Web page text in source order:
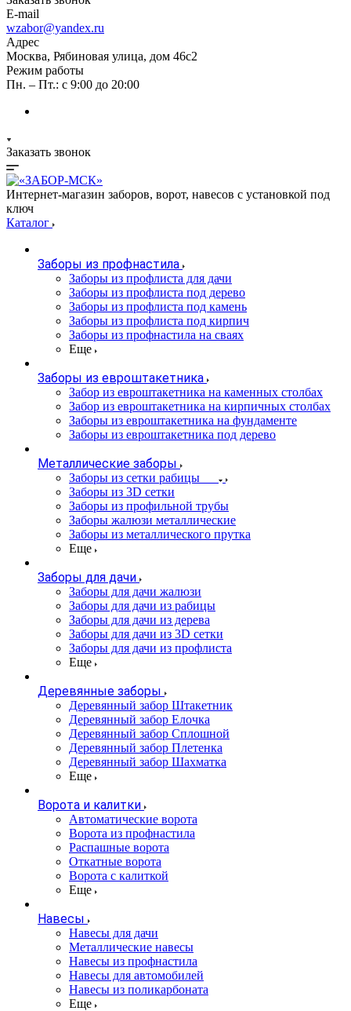
E-mail
wzabor@yandex.ru
Адрес
Москва, Рябиновая улица, дом 46с2
Режим работы
Пн. – Пт.: с 9:00 до 20:00
Заказать звонок
Интернет-магазин заборов, ворот, навесов с установкой под
ключ
Каталог
Заборы из профнастила
Заборы из профлиста для дачи
Заборы из профлиста под дерево
Заборы из профлиста под камень
Заборы из профлиста под кирпич
Заборы из профнастила на сваях
Еще
Заборы из евроштакетника
Забор из евроштакетника на каменных столбах
Забор из евроштакетника на кирпичных столбах
Заборы из евроштакетника на фундаменте
Заборы из евроштакетника под дерево
Металлические заборы
Заборы из сетки рабицы
Заборы из 3D сетки
Заборы из профильной трубы
Заборы жалюзи металлические
Заборы из металлического прутка
Еще
Заборы для дачи
Заборы для дачи жалюзи
Заборы для дачи из рабицы
Заборы для дачи из дерева
Заборы для дачи из 3D сетки
Заборы для дачи из профлиста
Еще
Деревянные заборы
Деревянный забор Штакетник
Деревянный забор Елочка
Деревянный забор Сплошной
Деревянный забор Плетенка
Деревянный забор Шахматка
Еще
Ворота и калитки
Автоматические ворота
Ворота из профнастила
Распашные ворота
Откатные ворота
Ворота с калиткой
Еще
Навесы
Навесы для дачи
Металлические навесы
Навесы из профнастила
Навесы для автомобилей
Навесы из поликарбоната
Еще